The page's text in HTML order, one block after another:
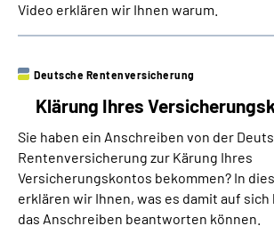
Die DRV Knappschaft-Bahn-See in
Gebärdensprache
Leichte Sprache
Mein Kundenportal
Video erklären wir Ihnen warum.
Klärung Ihres
Deutsche Rentenversicherung
Sie haben ein Anschreiben von der
Rentenversicherung zur Kärung Ihres
Versicherungskontos bekommen? In
erklären wir Ihnen, was es damit auf sich
das Anschreiben beantworten können.